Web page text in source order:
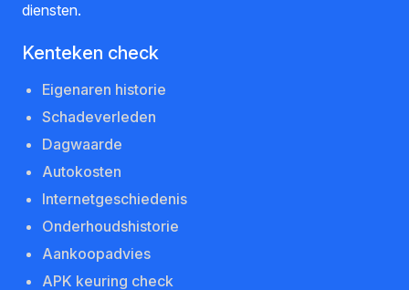
diensten.
Kenteken check
Eigenaren historie
Schadeverleden
Dagwaarde
Autokosten
Internetgeschiedenis
Onderhoudshistorie
Aankoopadvies
APK keuring check